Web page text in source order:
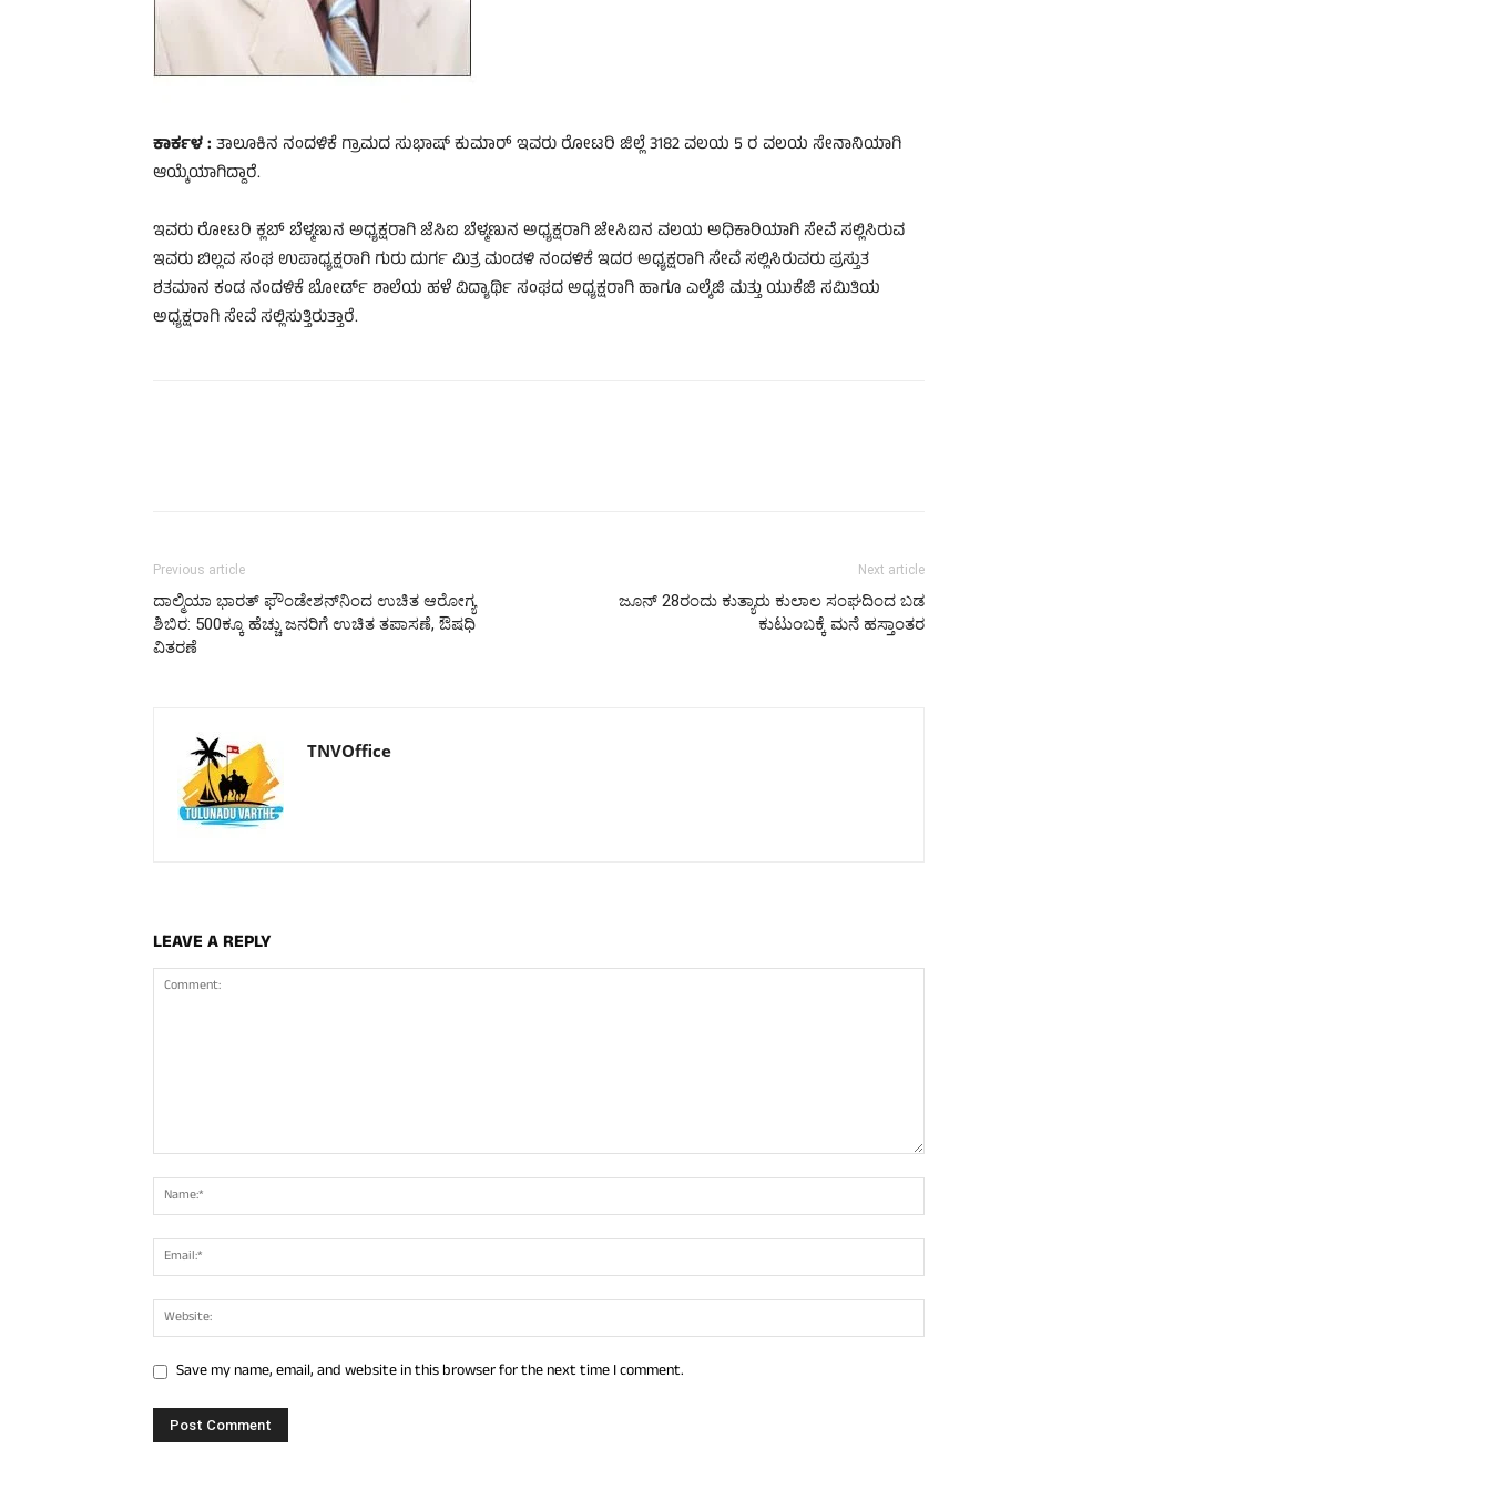
ಕಾರ್ಕಳ : ತಾಲೂಕಿನ ನಂದಳಿಕೆ ಗ್ರಾಮದ ಸುಭಾಷ್ ಕುಮಾರ್ ಇವರು ರೋಟರಿ ಜಿಲ್ಲೆ 3182 ವಲಯ 5 ರ ವಲಯ ಸೇನಾನಿಯಾಗಿ
ಆಯ್ಕೆಯಾಗಿದ್ದಾರೆ.
ಇವರು ರೋಟರಿ ಕ್ಲಬ್ ಬೆಳ್ಮಣುನ ಅಧ್ಯಕ್ಷರಾಗಿ ಜೆಸಿಐ ಬೆಳ್ಮಣುನ ಅಧ್ಯಕ್ಷರಾಗಿ ಜೇಸಿಐನ ವಲಯ ಅಧಿಕಾರಿಯಾಗಿ ಸೇವೆ ಸಲ್ಲಿಸಿರುವ
ಇವರು ಬಿಲ್ಲವ ಸಂಘ ಉಪಾಧ್ಯಕ್ಷರಾಗಿ ಗುರು ದುರ್ಗ ಮಿತ್ರ ಮಂಡಳಿ ನಂದಳಿಕೆ ಇದರ ಅಧ್ಯಕ್ಷರಾಗಿ ಸೇವೆ ಸಲ್ಲಿಸಿರುವರು ಪ್ರಸ್ತುತ
ಶತಮಾನ ಕಂಡ ನಂದಳಿಕೆ ಬೋರ್ಡ್ ಶಾಲೆಯ ಹಳೆ ವಿದ್ಯಾರ್ಥಿ ಸಂಘದ ಅಧ್ಯಕ್ಷರಾಗಿ ಹಾಗೂ ಎಲ್ಕೆಜಿ ಮತ್ತು ಯುಕೆಜಿ ಸಮಿತಿಯ
ಅಧ್ಯಕ್ಷರಾಗಿ ಸೇವೆ ಸಲ್ಲಿಸುತ್ತಿರುತ್ತಾರೆ.
Previous article
ದಾಲ್ಮಿಯಾ ಭಾರತ್ ಫೌಂಡೇಶನ್‌ನಿಂದ ಉಚಿತ ಆರೋಗ್ಯ
ಶಿಬಿರ: 500ಕ್ಕೂ ಹೆಚ್ಚು ಜನರಿಗೆ ಉಚಿತ ತಪಾಸಣೆ, ಔಷಧಿ
ವಿತರಣೆ
Next article
ಜೂನ್ 28ರಂದು ಕುತ್ಯಾರು ಕುಲಾಲ ಸಂಘದಿಂದ ಬಡ
ಕುಟುಂಬಕ್ಕೆ ಮನೆ ಹಸ್ತಾಂತರ
TNVOffice
LEAVE A REPLY
Save my name, email, and website in this browser for the next time I comment.